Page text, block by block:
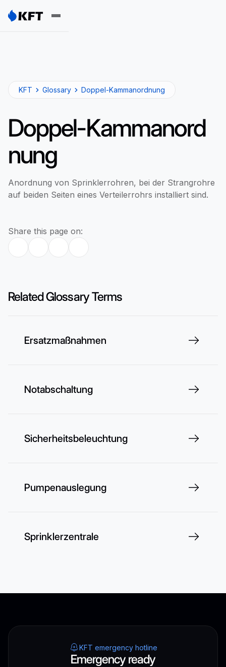
KFT Glossary Doppel-Kammanordnung
Doppel-Kammanord
nung
Anordnung von Sprinklerrohren, bei der Strangrohre
auf beiden Seiten eines Verteilerrohrs installiert sind.
Share this page on:
Related Glossary Terms
Ersatzmaßnahmen
Notabschaltung
Sicherheitsbeleuchtung
Pumpenauslegung
Sprinklerzentrale
KFT emergency hotline
Emergency ready